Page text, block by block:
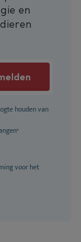
en
houden van
*
voor het